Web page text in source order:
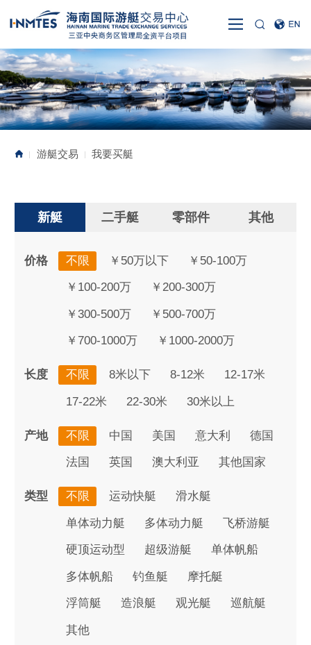
| 游艇交易 | 我要买艇
新艇 二手艇 零部件 其他
价格 不限 ￥50万以下 ￥50-100万
￥100-200万 ￥200-300万
￥300-500万 ￥500-700万
￥700-1000万 ￥1000-2000万
长度 不限 8米以下 8-12米 12-17米
17-22米 22-30米 30米以上
产地 不限 中国 美国 意大利 德国
法国 英国 澳大利亚 其他国家
类型 不限 运动快艇 滑水艇
单体动力艇 多体动力艇 飞桥游艇
硬顶运动型 超级游艇 单体帆船
多体帆船 钓鱼艇 摩托艇
浮筒艇 造浪艇 观光艇 巡航艇
其他